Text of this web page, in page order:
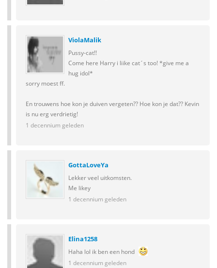
ViolaMalik
Pussy-cat!!
Come here Harry i liike cat´s too! *give me a
hug idol*
sorry moest ff.
En trouwens hoe kon je duiven vergeten?? Hoe kon je dat?? Kevin
is nu erg verdrietig!
1 decennium geleden
GottaLoveYa
Lekker veel uitkomsten.
Me likey
1 decennium geleden
Elina1258
Haha lol ik ben een hond
1 decennium geleden